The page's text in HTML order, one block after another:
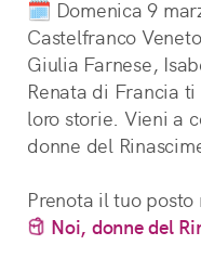
🗓️ Domenica 9
Castelfranco
Giulia Farnese,
Renata di Francia
loro storie. Vieni a
donne del
Noi, donne del